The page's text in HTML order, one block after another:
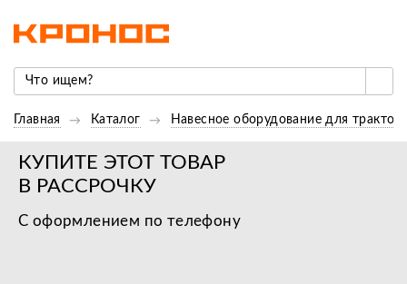
Главная Каталог Навесное оборудование для
КУПИТЕ ЭТОТ ТОВАР
В РАССРОЧКУ
С оформлением по телефону